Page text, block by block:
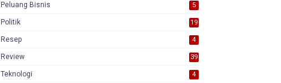
Peluang Bisnis 5
Politik 19
Resep 4
Review
39
Teknologi 4